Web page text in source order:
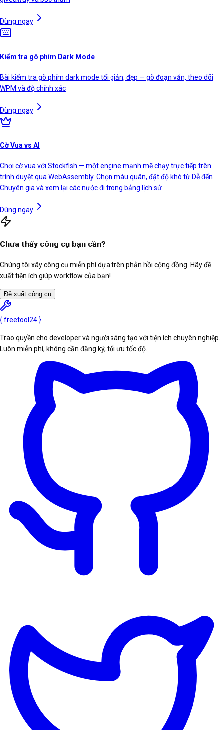
Dùng ngay
Kiểm tra gõ phím Dark Mode
Bài kiểm tra gõ phím dark mode tối giản, đẹp — gõ đoạn văn, theo dõi
WPM và độ chính xác
Dùng ngay
Cờ Vua vs AI
Chơi cờ vua với Stockfish — một engine mạnh mẽ chạy trực tiếp trên
trình duyệt qua WebAssembly. Chọn màu quân, đặt độ khó từ Dễ đến
Chuyên gia và xem lại các nước đi trong bảng lịch sử
Dùng ngay
Chưa thấy công cụ bạn cần?
Chúng tôi xây công cụ miễn phí dựa trên phản hồi cộng đồng. Hãy đề
xuất tiện ích giúp workflow của bạn!
Đề xuất công cụ
{freetool 24 }
Trao quyền cho developer và người sáng tạo với tiện ích chuyên nghiệp.
Luôn miễn phí, không cần đăng ký, tối ưu tốc độ.